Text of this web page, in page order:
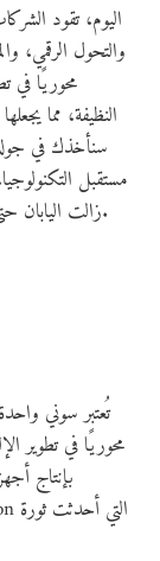
اليوم، تقود
والتحول الرقمي،
محوريًا في
النظيفة، مما
سنأخذك في
مستقبل
زالت اليابان حتى اليوم مصنعًا للأفكار قبل أن تكون مصنعًا للمنتجات.
تُعتبر سوني
محوريًا في تطوير
بإنتاج